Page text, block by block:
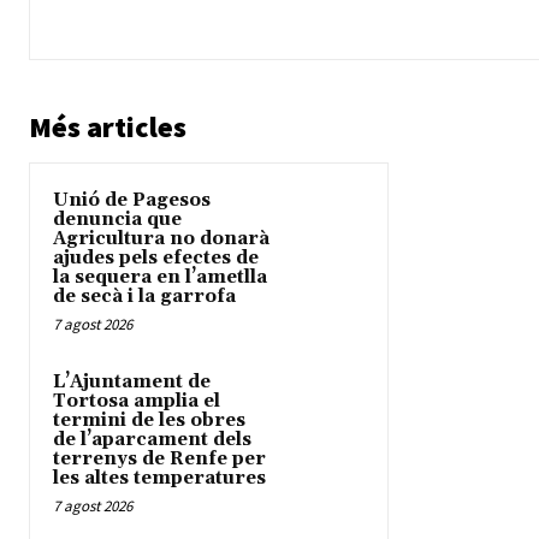
Més articles
Unió de Pagesos
denuncia que
Agricultura no donarà
ajudes pels efectes de
la sequera en l’ametlla
de secà i la garrofa
7 agost 2026
L’Ajuntament de
Tortosa amplia el
termini de les obres
de l’aparcament dels
terrenys de Renfe per
les altes temperatures
7 agost 2026